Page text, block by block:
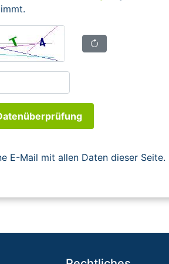
E-Mail mit allen Daten dieser Seite.